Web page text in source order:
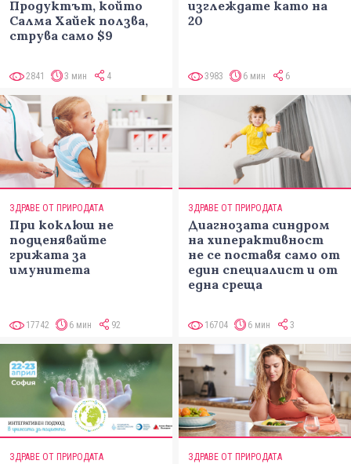
Продуктът, който
Салма Хайек ползва,
струва само $9
2841 3 мин 4
изглеждате като на
20
3983 6 мин 6
ЗДРАВЕ ОТ ПРИРОДАТА
При коклюш не
подценявайте
грижата за
имунитета
17742 6 мин 92
ЗДРАВЕ ОТ ПРИРОДАТА
Диагнозата синдром
на хиперактивност
не се поставя само от
един специалист и от
една среща
16704 6 мин 3
ЗДРАВЕ ОТ ПРИРОДАТА ЗДРАВЕ ОТ ПРИРОДАТА